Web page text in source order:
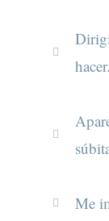
hacer.
Me